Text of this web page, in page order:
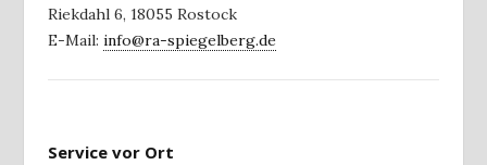
Riekdahl 6, 18055 Rostock
E-Mail: info@ra-spiegelberg.de
Service vor Ort